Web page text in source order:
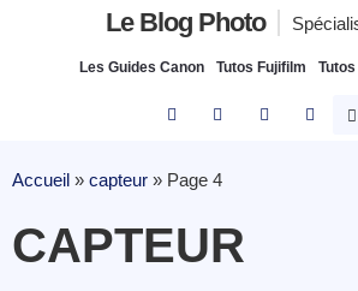
Le Blog Photo
Les Guides Canon Tutos Fujifilm
Accueil » capteur » Page 4
CAPTEUR